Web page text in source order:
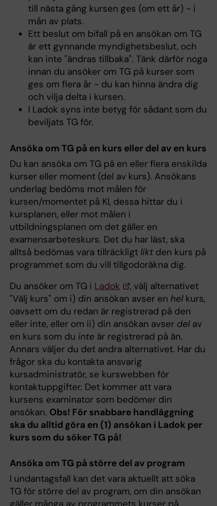
till nästa gång kursen ges (om ett år) - i
mån av plats.
Ett beslut om bifall på en ansökan om TG
är ett gynnande myndighetsbeslut, och
kan inte "ändras tillbaka". Tänk därför noga
innan du ansöker om TG på kurser som
ges om flera år - du kan hinna ändra dig
och vilja delta i kursen.
I Ladok syns inte betyg för sådant som du
beviljats TG för.
Ansöka om TG på en kurs eller del av en kurs
Du kan ansöka om TG på en eller flera enskilda
kurser eller moment (del av kurs). Ansökans
underlag bedöms mot målen för
kursen/momentet på KI, dessa hittar du i
kursplanen, eller mot målen i
utbildningsplanen om det gäller en
examensarbeteskurs. Det du har läst, ska
alltså bedömas vara tillräckligt likt den kurs på
programmet som du vill tillgodoräkna dig.
Du ansöker om TG i Ladok
, välj alternativet
"Välj kurs" om i) din ansökan avser en hel kurs,
oavsett om du redan är registrerad på den
eller inte, eller om ii) din ansökan avser del av
en kurs som du inte är registrerad på än.
Annars väljer du det andra alternativet. Har du
frågor ska du kontakta ansvarig
kursadministratör, se kurswebben för
kontaktuppgifter. Det kommer att vara
kursens examinator som bedömer din
ansökan. Obs! För snabbare handläggning
ska du alltid göra en (1) ansökan i Ladok per
kurs som du söker TG på!
Ansöka om TG på större del av program
I undantagsfall kan det vara aktuellt att söka
TG för större del av program, om din ansökan